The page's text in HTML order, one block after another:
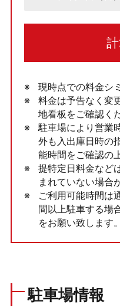
現時点での料金シ
料金は予告なく変
地看板をご確認く
駐車場により営業
外も入出庫日時の
能時間をご確認の
提特定日料金など
まれていない場合
ご利用可能時間は
間以上駐車する場
をお願い致します。
駐車場情報